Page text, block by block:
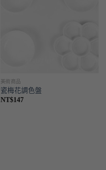
美術商品
瓷梅花調色盤
NT$147